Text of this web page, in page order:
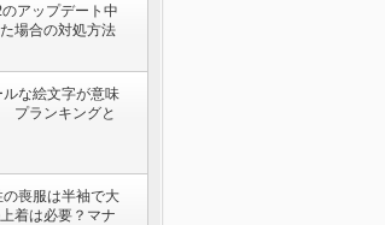
のアップデート中
場合の対処方法
な絵文字が意味
プランキングと
喪服は半袖で大
着は必要？マナ